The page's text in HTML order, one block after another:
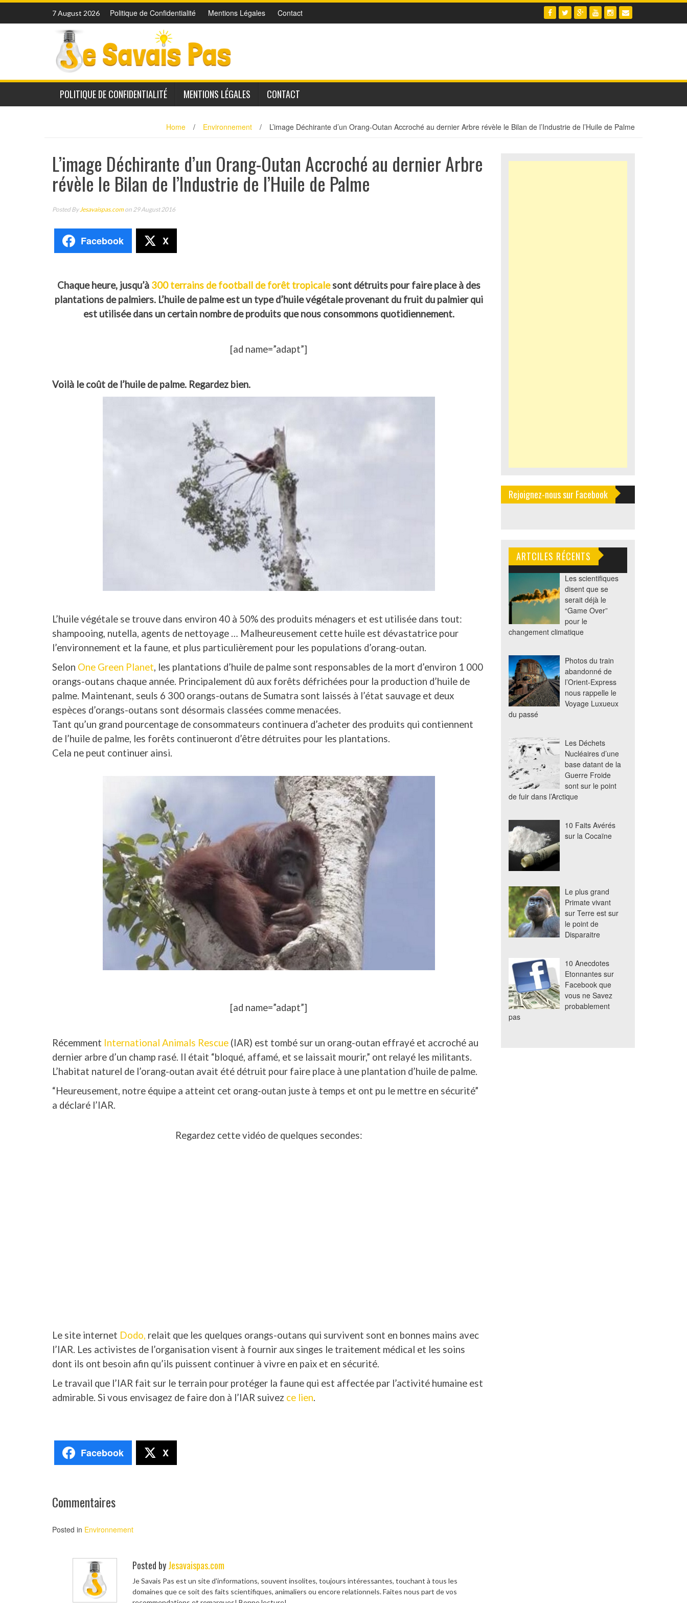
Skip
content
7 August 2026 Politique de Confidentialité Mentions Légales Contact
POLITIQUE DE CONFIDENTIALITÉ MENTIONS LÉGALES CONTACT
Home / Environnement / L’image Déchirante d’un Orang-Outan Accroché au dernier Arbre révèle le Bilan de l’Industrie de l’Huile de Palme
L’image Déchirante d’un Orang-Outan Accroché au dernier Arbre
révèle le Bilan de l’Industrie de l’Huile de Palme
Posted ByJesavaispas.comon 29 August 2016
Facebook X
Chaque heure, jusqu’à 300 terrains de football de forêt tropicalesont détruits pour faire place à des
plantations de palmiers. L’huile de palme est un type d’huile végétale provenant du fruit du palmier qui
est utilisée dans un certain nombre de produits que nous consommons quotidiennement.
[ad name=”adapt”]
Voilà le coût de l’huile de palme. Regardez bien.
L’huile végétale se trouve dans environ 40 à 50% des produits ménagers et est utilisée dans tout:
shampooing, nutella, agents de nettoyage … Malheureusement cette huile est dévastatrice pour
l’environnement et la faune, et plus particulièrement pour les populations d’orang-outan.
Selon One Green Planet, les plantations d’huile de palme sont responsables de la mort d’environ 1 000
orangs-outans chaque année. Principalement dû aux forêts défrichées pour la production d’huile de
palme. Maintenant, seuls 6 300 orangs-outans de Sumatra sont laissés à l’état sauvage et deux
espèces d’orangs-outans sont désormais classées comme menacées.
Tant qu’un grand pourcentage de consommateurs continuera d’acheter des produits qui contiennent
de l’huile de palme, les forêts continueront d’être détruites pour les plantations.
Cela ne peut continuer ainsi.
[ad name=”adapt”]
Récemment International Animals Rescue (IAR) est tombé sur un orang-outan effrayé et accroché au
dernier arbre d’un champ rasé. Il était “bloqué, affamé, et se laissait mourir,” ont relayé les militants.
L’habitat naturel de l’orang-outan avait été détruit pour faire place à une plantation d’huile de palme.
“Heureusement, notre équipe a atteint cet orang-outan juste à temps et ont pu le mettre en sécurité”
a déclaré l’IAR.
Regardez cette vidéo de quelques secondes:
Le site internet Dodo, relait que les quelques orangs-outans qui survivent sont en bonnes mains avec
l’IAR. Les activistes de l’organisation visent à fournir aux singes le traitement médical et les soins
dont ils ont besoin afin qu’ils puissent continuer à vivre en paix et en sécurité.
Le travail que l’IAR fait sur le terrain pour protéger la faune qui est affectée par l’activité humaine est
admirable. Si vous envisagez de faire don à l’IAR suivez ce lien.
Facebook X
Commentaires
Posted in Environnement
Posted byJesavaispas.com
Je Savais Pas est un site d'informations, souvent insolites, toujours intéressantes, touchant à tous les
domaines que ce soit des faits scientifiques, animaliers ou encore relationnels. Faites nous part de vos
Rejoignez-nous sur Facebook
ARTCILES RÉCENTS
Les scientifiques
disent que se
serait déjà le
“Game Over”
pour le
changement climatique
Photos du train
abandonné de
l’Orient-Express
nous rappelle le
Voyage Luxueux
du passé
Les Déchets
Nucléaires d’une
base datant de la
Guerre Froide
sont sur le point
de fuir dans l’Arctique
10 Faits Avérés
sur la Cocaïne
Le plus grand
Primate vivant
sur Terre est sur
le point de
Disparaitre
10 Anecdotes
Etonnantes sur
Facebook que
vous ne Savez
probablement
pas